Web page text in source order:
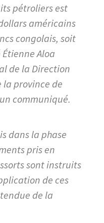
pétroliers est
américains
congolais, soit
Étienne Aloa
de la Direction
la province de
communiqué.
dans la phase
pris en
sont instruits
de ces
de la